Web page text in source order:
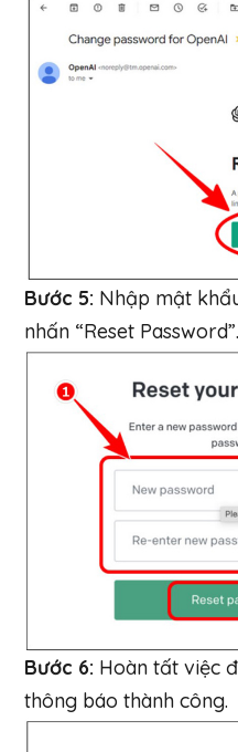
Bước 5: Nhập mật
nhấn “Reset Password”.
Bước 6: Hoàn tất việc
thông báo thành công.